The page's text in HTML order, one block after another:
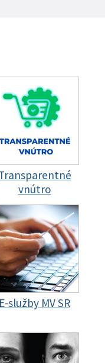
vnútro
E-služby MV SR